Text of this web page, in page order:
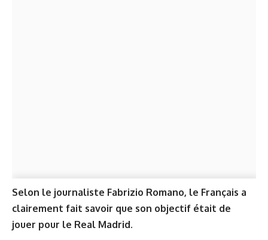
Selon le journaliste Fabrizio Romano, le Français a
clairement fait savoir que son objectif était de
jouer pour le Real Madrid.